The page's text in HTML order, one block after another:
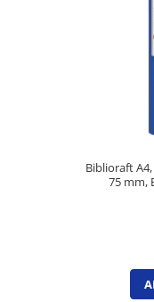
Biblioraft
75 mm,